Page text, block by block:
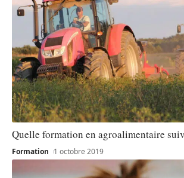
Quelle formation en agroalimentaire
Formation 1 octobre 2019